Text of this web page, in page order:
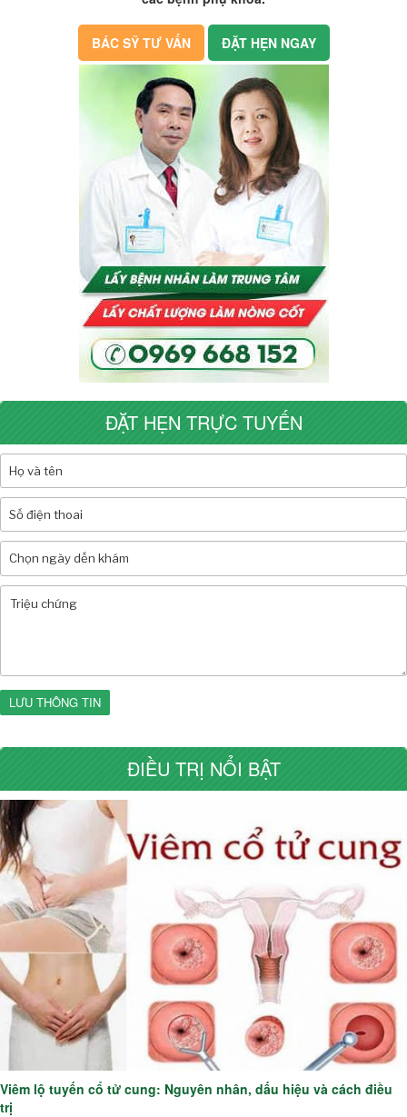
BÁC SỸ TƯ VẤN ĐẶT HẸN NGAY
ĐẶT HẸN TRỰC TUYẾN
LƯU THÔNG TIN
ĐIỀU TRỊ NỔI BẬT
Viêm lộ tuyến cổ tử cung: Nguyên nhân, dấu hiệu và cách điều
trị